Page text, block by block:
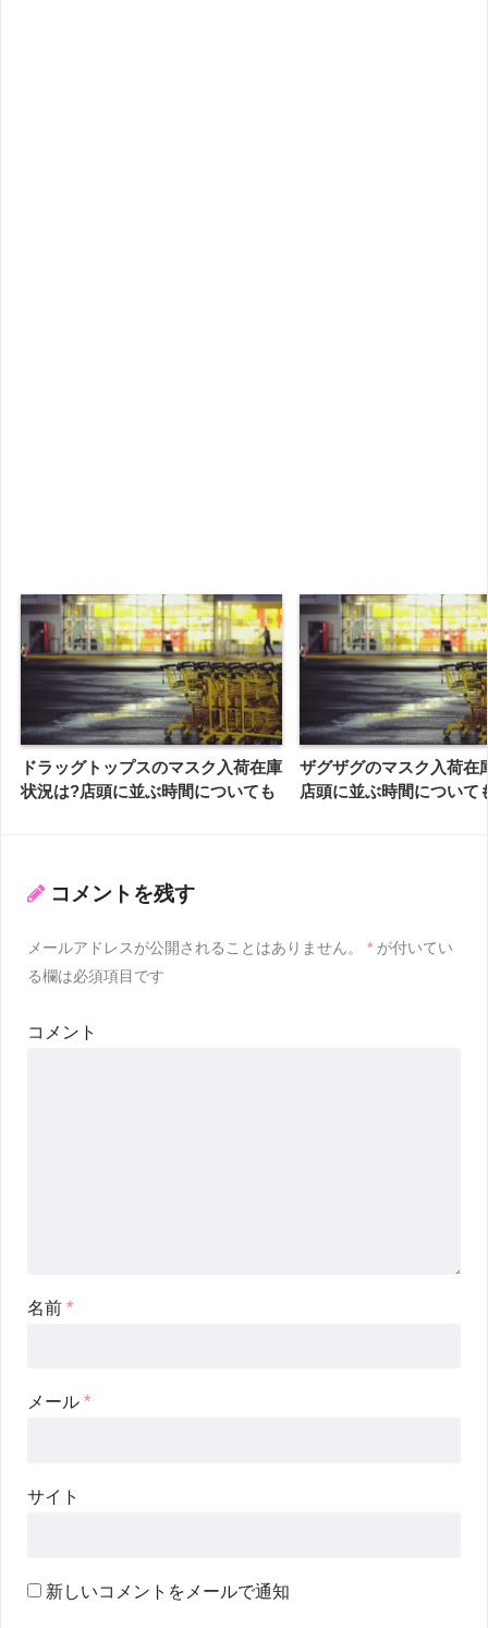
ドラッグトップスのマスク入荷在庫
状況は?店頭に並ぶ時間についても
ザグザグのマスク入荷在
店頭に並ぶ時間について
コメントを残す
メールアドレスが公開されることはありません。 * が付いてい
る欄は必須項目です
コメント
名前 *
メール *
サイト
新しいコメントをメールで通知